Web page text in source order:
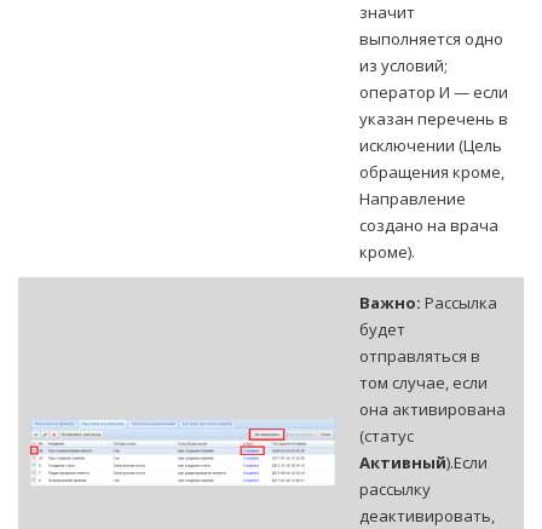
значит
выполняется одно
из условий;
оператор И — если
указан перечень в
исключении (Цель
обращения кроме,
Направление
создано на врача
кроме).
Важно: Рассылка
будет
отправляться в
том случае, если
она активирована
(статус
Активный).Если
рассылку
деактивировать,